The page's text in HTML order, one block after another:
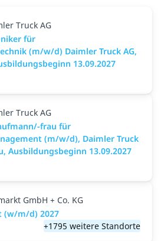
Truck AG
für
(m/w/d) Daimler Truck AG,
13.09.2027
Truck AG
frau für
(m/w/d), Daimler Truck
Ausbildungsbeginn 13.09.2027
GmbH + Co. KG
(w/m/d) 2027
+1795 weitere Standorte